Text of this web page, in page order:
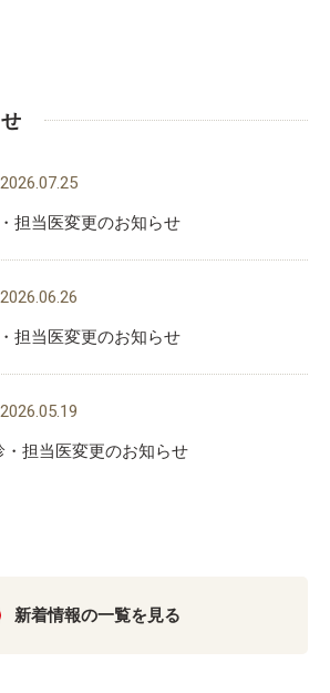
2026.07.25
担当医変更のお知らせ
2026.06.26
担当医変更のお知らせ
2026.05.19
担当医変更のお知らせ
新着情報の一覧を見る